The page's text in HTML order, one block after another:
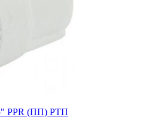
PPR (ПП) РТП